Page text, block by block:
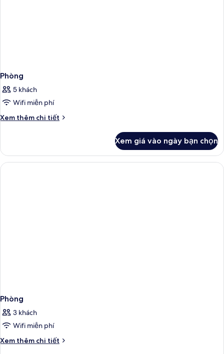
Phòng
5 khách
Wifi miễn phí
Xem thêm chi tiết
Chi
Phòng
Xem giá vào ngày bạn chọn
Phòng
3 khách
Wifi miễn phí
Xem thêm chi tiết
Chi